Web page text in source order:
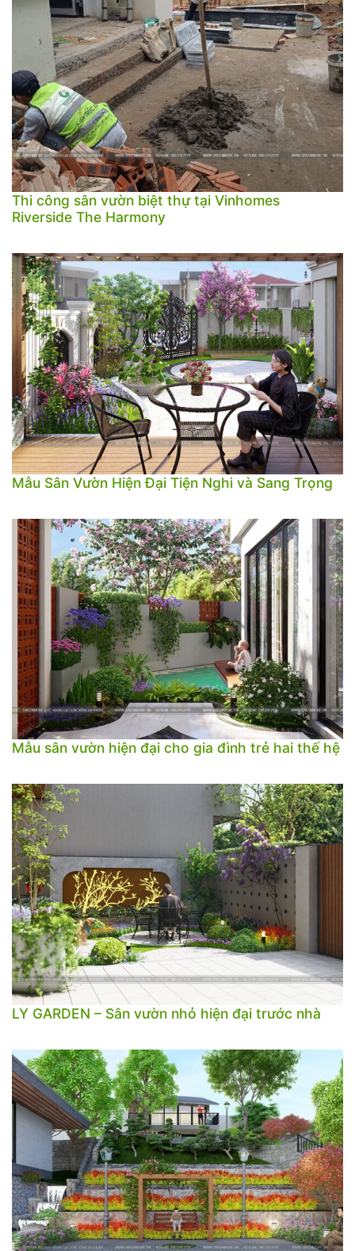
Thi công sân vườn biệt thự tại Vinhomes
Riverside The Harmony
Mẫu Sân Vườn Hiện Đại Tiện Nghi và Sang Trọng
Mẫu sân vườn hiện đại cho gia đình trẻ hai thế hệ
LY GARDEN – Sân vườn nhỏ hiện đại trước nhà